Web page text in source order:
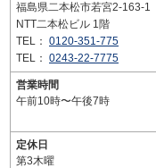
福島県二本松市若宮2-163-1
NTT二本松ビル 1階
TEL： 0120-351-775
TEL： 0243-22-7775
営業時間
午前10時〜午後7時
定休日
第3木曜